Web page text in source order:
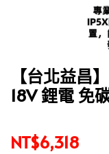
【台北益昌
18V 鋰電 免
NT$6,318